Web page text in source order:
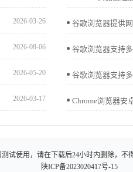
2026-03-26
2026-08-06
2026-05-20
2026-03-17
试使用，请在下载后24小时内删除，不
陕ICP备2023020417号-15